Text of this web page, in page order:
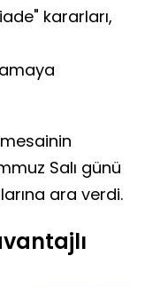
kararları,
Salı günü
ara verdi.